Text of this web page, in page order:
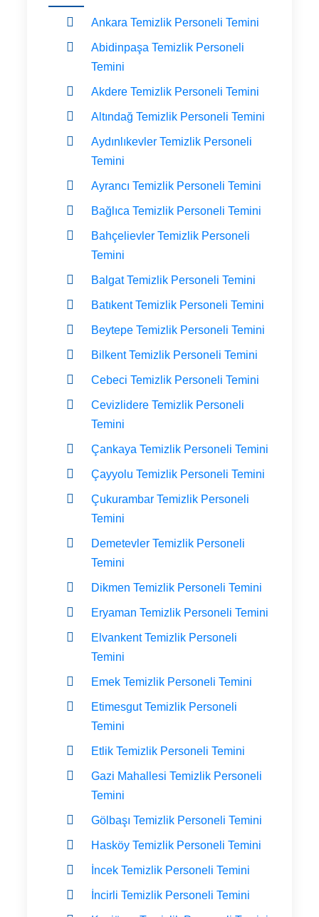
Ankara Temizlik Personeli Temini
Abidinpaşa Temizlik Personeli
Temini
Akdere Temizlik Personeli Temini
Altındağ Temizlik Personeli Temini
Aydınlıkevler Temizlik Personeli
Temini
Ayrancı Temizlik Personeli Temini
Bağlıca Temizlik Personeli Temini
Bahçelievler Temizlik Personeli
Temini
Balgat Temizlik Personeli Temini
Batıkent Temizlik Personeli Temini
Beytepe Temizlik Personeli Temini
Bilkent Temizlik Personeli Temini
Cebeci Temizlik Personeli Temini
Cevizlidere Temizlik Personeli
Temini
Çankaya Temizlik Personeli Temini
Çayyolu Temizlik Personeli Temini
Çukurambar Temizlik Personeli
Temini
Demetevler Temizlik Personeli
Temini
Dikmen Temizlik Personeli Temini
Eryaman Temizlik Personeli Temini
Elvankent Temizlik Personeli
Temini
Emek Temizlik Personeli Temini
Etimesgut Temizlik Personeli
Temini
Etlik Temizlik Personeli Temini
Gazi Mahallesi Temizlik Personeli
Temini
Gölbaşı Temizlik Personeli Temini
Hasköy Temizlik Personeli Temini
İncek Temizlik Personeli Temini
İncirli Temizlik Personeli Temini